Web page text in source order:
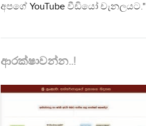
අපගේ YouTube වීඩියෝ චැනලයට."
ආරක්ෂාවන්න..!